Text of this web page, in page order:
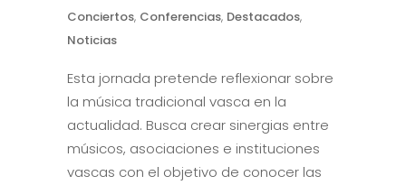
Conciertos, Conferencias, Destacados,
Noticias
Esta jornada pretende reflexionar sobre
la música tradicional vasca en la
actualidad. Busca crear sinergias entre
músicos, asociaciones e instituciones
vascas con el objetivo de conocer las